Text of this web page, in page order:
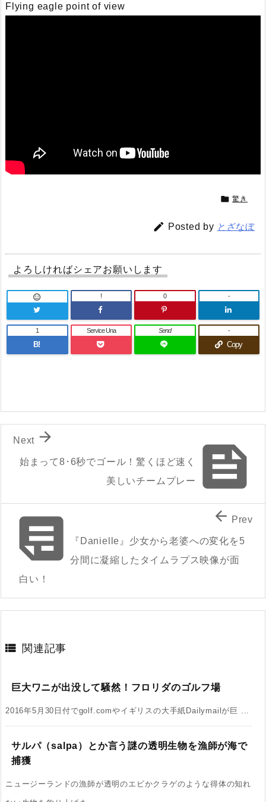
Flying eagle point of view
 驚き
 Posted by とざなぼ
よろしければシェアお願いします
 ! 0 -
B!
1 Service Una Send
Copy
-

始まって8･6秒でゴール！驚くほど速く
美しいチームプレー

Next

『Danielle』少女から老婆への変化を5
分間に凝縮したタイムラプス映像が面
白い！
 Prev
 関連記事
巨大ワニが出没して騒然！フロリダのゴルフ場
2016年5月30日付でgolf.comやイギリスの大手紙Dailymailが巨 ...
サルパ（salpa）とか言う謎の透明生物を漁師が海で
捕獲
ニュージーランドの漁師が透明のエビかクラゲのような得体の知れ